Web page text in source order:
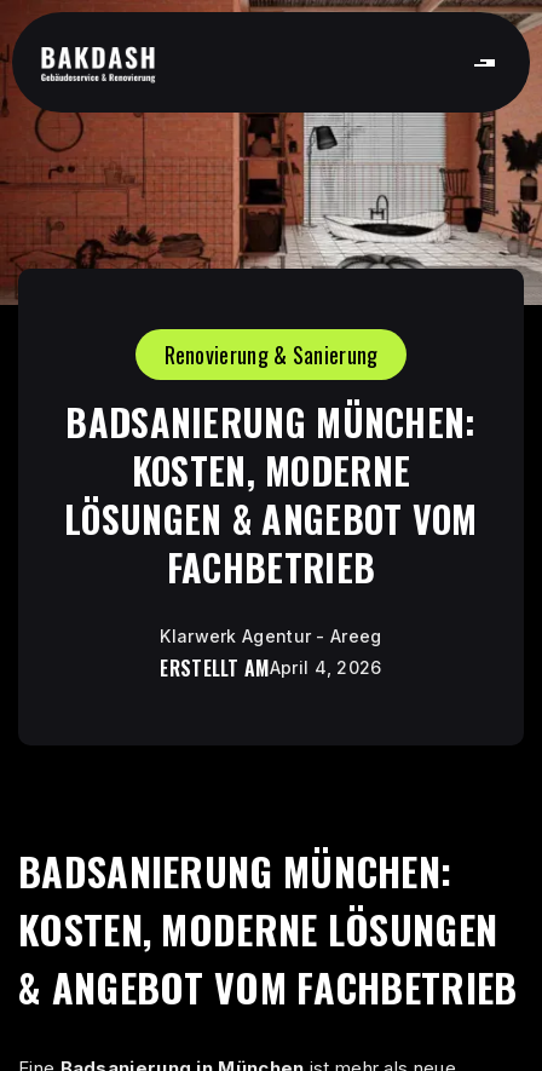
Renovierung & Sanierung
BADSANIERUNG MÜNCHEN:
KOSTEN, MODERNE
LÖSUNGEN & ANGEBOT VOM
FACHBETRIEB
Klarwerk Agentur - Areeg
ERSTELLT AMApril 4, 2026
BADSANIERUNG MÜNCHEN:
KOSTEN, MODERNE LÖSUNGEN
& ANGEBOT VOM FACHBETRIEB